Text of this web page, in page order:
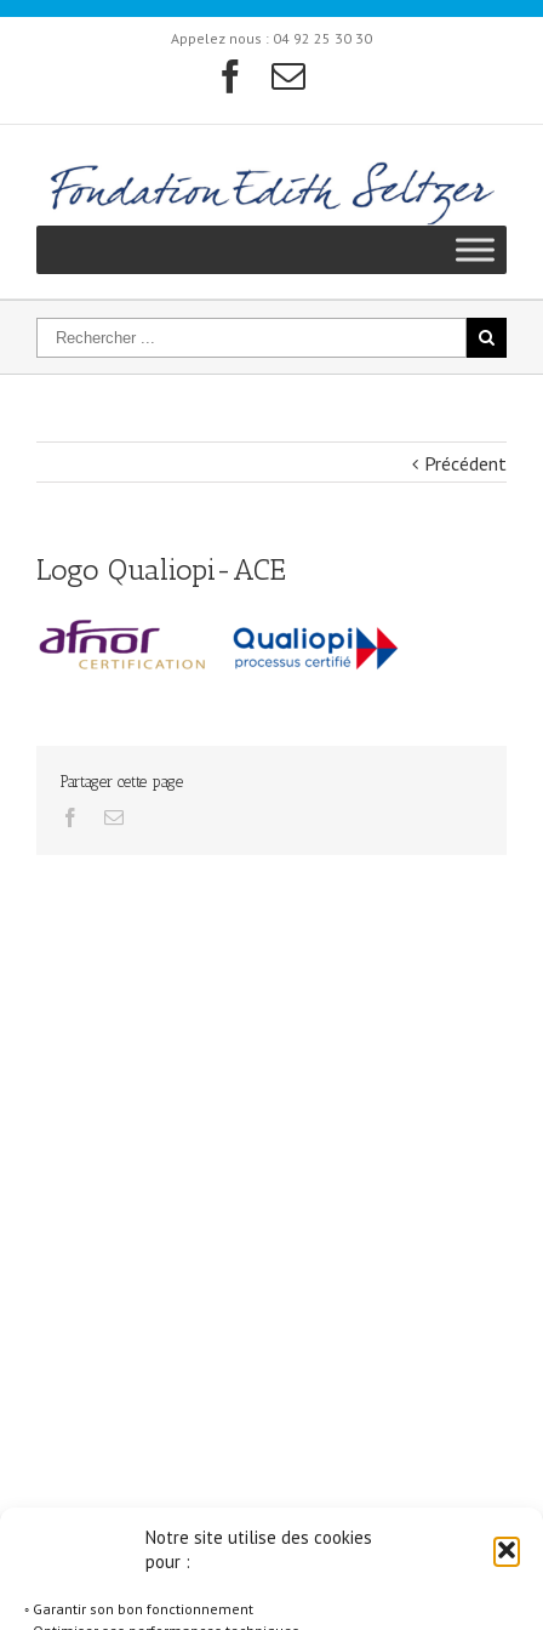
Notre site utilise des cookies
pour :
◦ Garantir son bon fonctionnement
Appelez nous : 04 92 25 30 30
Précédent
Logo Qualiopi-ACE
Partager cette page